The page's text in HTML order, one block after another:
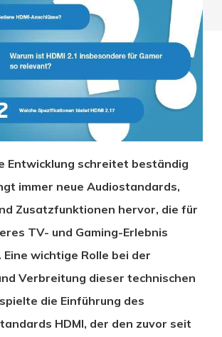
Entwicklung schreitet beständig
immer neue Audiostandards,
Zusatzfunktionen hervor, die für
TV- und Gaming-Erlebnis
wichtige Rolle bei der
Verbreitung dieser technischen
die Einführung des
HDMI, der den zuvor seit